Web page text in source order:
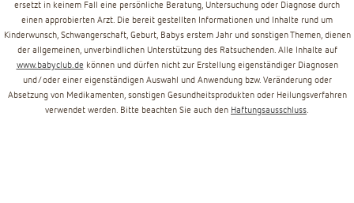
ersetzt in keinem Fall eine persönliche Beratung, Untersuchung oder Diagnose durch
einen approbierten Arzt. Die bereit gestellten Informationen und Inhalte rund um
Kinderwunsch, Schwangerschaft, Geburt, Babys erstem Jahr und sonstigen Themen, dienen
der allgemeinen, unverbindlichen Unterstützung des Ratsuchenden. Alle Inhalte auf
www.babyclub.de können und dürfen nicht zur Erstellung eigenständiger Diagnosen
und/oder einer eigenständigen Auswahl und Anwendung bzw. Veränderung oder
Absetzung von Medikamenten, sonstigen Gesundheitsprodukten oder Heilungsverfahren
verwendet werden. Bitte beachten Sie auch den Haftungsausschluss.